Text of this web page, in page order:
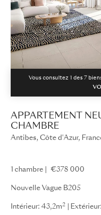
Vous consultez 1 des 7
APPARTEMENT
CHAMBRE
Antibes, Côte d'Azur,
1 chambre €378 000
Nouvelle Vague B205
Intérieur: 43,2m2